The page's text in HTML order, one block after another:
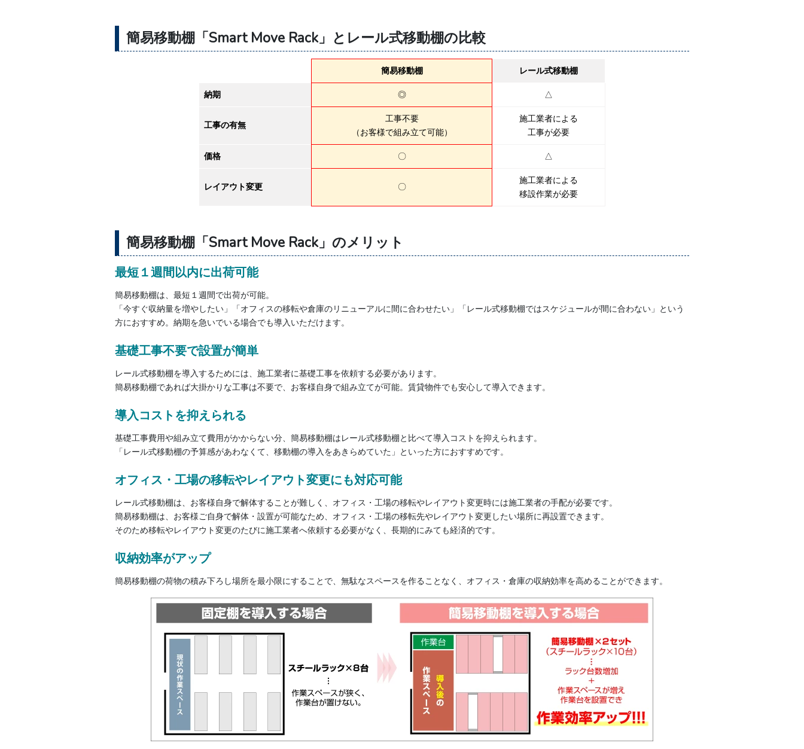
簡易移動棚「Smart Move Rack」とレール式移動棚の比較
簡易移動棚
レール式移動棚
納期
◎ △
工事の有無
工事不要
（お客様で組み立て可能）
施工業者による
工事が必要
価格
〇 △
レイアウト変更 〇
施工業者による
移設作業が必要
簡易移動棚「Smart Move Rack」のメリット
最短１週間以内に出荷可能
簡易移動棚は、最短１週間で出荷が可能。
「今すぐ収納量を増やしたい」「オフィスの移転や倉庫のリニューアルに間に合わせたい」「レール式移動棚ではスケジュールが間に合わない」という
方におすすめ。納期を急いでいる場合でも導入いただけます。
基礎工事不要で設置が簡単
レール式移動棚を導入するためには、施工業者に基礎工事を依頼する必要があります。
簡易移動棚であれば大掛かりな工事は不要で、お客様自身で組み立てが可能。賃貸物件でも安心して導入できます。
導入コストを抑えられる
基礎工事費用や組み立て費用がかからない分、簡易移動棚はレール式移動棚と比べて導入コストを抑えられます。
「レール式移動棚の予算感があわなくて、移動棚の導入をあきらめていた」といった方におすすめです。
オフィス・工場の移転やレイアウト変更にも対応可能
レール式移動棚は、お客様自身で解体することが難しく、オフィス・工場の移転やレイアウト変更時には施工業者の手配が必要です。
簡易移動棚は、お客様ご自身で解体・設置が可能なため、オフィス・工場の移転先やレイアウト変更したい場所に再設置できます。
そのため移転やレイアウト変更のたびに施工業者へ依頼する必要がなく、長期的にみても経済的です。
収納効率がアップ
簡易移動棚の荷物の積み下ろし場所を最小限にすることで、無駄なスペースを作ることなく、オフィス・倉庫の収納効率を高めることができます。